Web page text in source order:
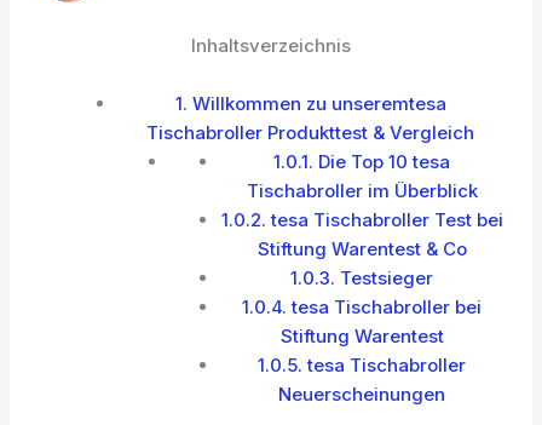
Inhaltsverzeichnis
1. Willkommen zu unseremtesa
Tischabroller Produkttest & Vergleich
1.0.1. Die Top 10 tesa
Tischabroller im Überblick
1.0.2. tesa Tischabroller Test bei
Stiftung Warentest & Co
1.0.3. Testsieger
1.0.4. tesa Tischabroller bei
Stiftung Warentest
1.0.5. tesa Tischabroller
Neuerscheinungen